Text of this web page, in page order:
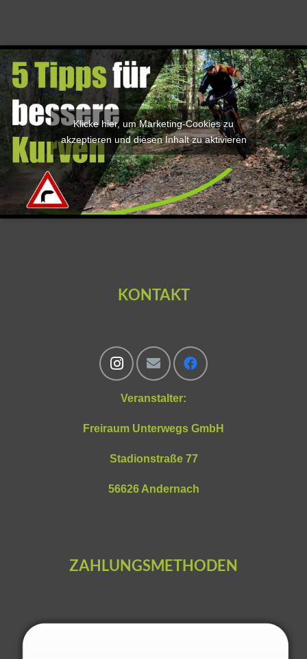
Klicke hier, um Marketing-Cookies zu
akzeptieren und diesen Inhalt zu aktivieren
KONTAKT
Veranstalter:
Freiraum Unterwegs GmbH
Stadionstraße 77
56626 Andernach
ZAHLUNGSMETHODEN